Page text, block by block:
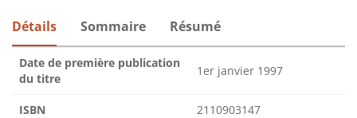
Détails Sommaire Résumé
Date de première publication
du titre
1er janvier 1997
ISBN 2110903147